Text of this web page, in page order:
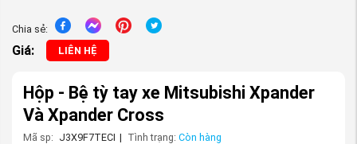
Chia sẻ:
Giá: LIÊN HỆ
Hộp - Bệ tỳ tay xe Mitsubishi Xpander
Và Xpander Cross
Mã sp: J3X9F7TECI | Tình trạng: Còn hàng